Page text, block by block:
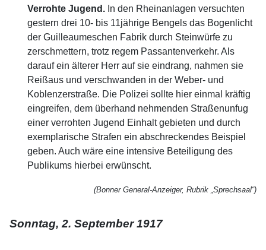
Verrohte Jugend. In den Rheinanlagen versuchten
gestern drei 10- bis 11jährige Bengels das Bogenlicht
der Guilleaumeschen Fabrik durch Steinwürfe zu
zerschmettern, trotz regem Passantenverkehr. Als
darauf ein älterer Herr auf sie eindrang, nahmen sie
Reißaus und verschwanden in der Weber- und
Koblenzerstraße. Die Polizei sollte hier einmal kräftig
eingreifen, dem überhand nehmenden Straßenunfug
einer verrohten Jugend Einhalt gebieten und durch
exemplarische Strafen ein abschreckendes Beispiel
geben. Auch wäre eine intensive Beteiligung des
Publikums hierbei erwünscht.
(Bonner General-Anzeiger, Rubrik „Sprechsaal“)
Sonntag, 2. September 1917